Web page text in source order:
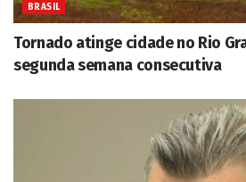
BRASIL
Tornado atinge cidade no Rio
segunda semana consecutiva